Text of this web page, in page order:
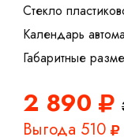
Стекло
Календарь
2 890
Выгода 510